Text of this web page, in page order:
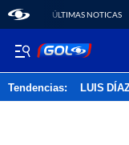
ÚLTIMAS NOTICAS
Tendencias: LUIS